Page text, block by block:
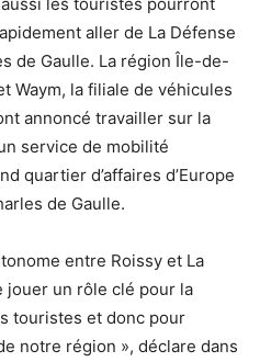
aller de La Défense
de Gaulle. La région Île-de-
Waym, la filiale de véhicules
annoncé travailler sur la
service de mobilité
quartier d’affaires d’Europe
de Gaulle.
entre Roissy et La
jouer un rôle clé pour la
touristes et donc pour
notre région », déclare dans